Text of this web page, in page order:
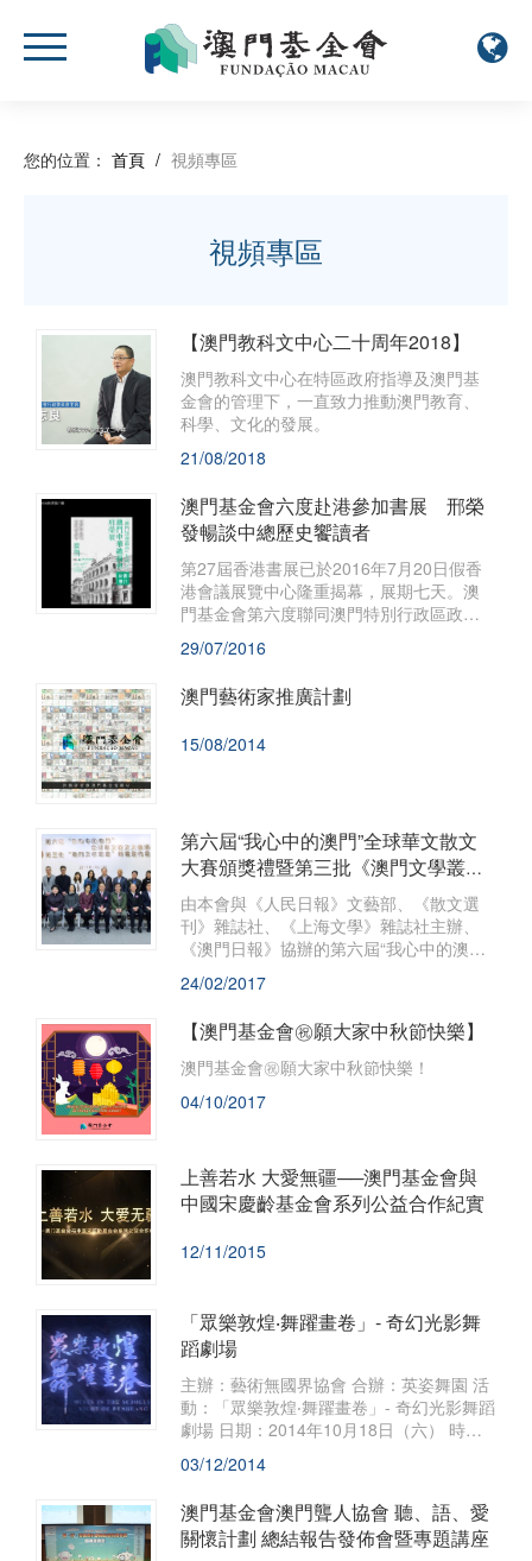
您的位置： 首頁 / 視頻專區
視頻專區
【澳門教科文中心二十周年2018】
​澳門教科文中心在特區政府指導及澳門基
金會的管理下，一直致力推動澳門教育、
科學、文化的發展。
21/08/2018
澳門基金會六度赴港參加書展 邢榮
發暢談中總歷史饗讀者
​第27屆香港書展已於2016年7月20日假香
港會議展覽中心隆重揭幕，展期七天。澳
門基金會第六度聯同澳門特別行政區政府
亦有參展支持，並由澳門文化廣場有限公
29/07/2016
澳門藝術家推廣計劃
15/08/2014
第六屆“我心中的澳門”全球華文散文
大賽頒獎禮暨第三批《澳門文學叢
書》新書發佈會
​由本會與《人民日報》文藝部、《散文選
刊》雜誌社、《上海文學》雜誌社主辦、
《澳門日報》協辦的第六屆“我心中的澳門”
全球華文散文大賽頒獎禮，以及由本會與
作家出版社及中華文學基金會合辦的第三
批《澳門文學叢書》新書發佈會已於2017
年1月21日假澳門教科文中心舉行。
24/02/2017
【澳門基金會㊗願大家中秋節快樂】
澳門基金會㊗願大家中秋節快樂！
04/10/2017
上善若水 大愛無疆──澳門基金會與
中國宋慶齡基金會系列公益合作紀實
12/11/2015
「眾樂敦煌‧舞躍畫卷」- 奇幻光影舞
蹈劇場
​主辦：藝術無國界協會 合辦：英姿舞園 活
動：「眾樂敦煌‧舞躍畫卷」- 奇幻光影舞蹈
劇場 日期：2014年10月18日（六） 時
03/12/2014
澳門基金會澳門聾人協會 聽、語、愛
關懷計劃 總結報告發佈會暨專題講座